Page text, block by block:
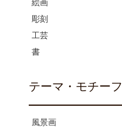
絵画
彫刻
工芸
書
テーマ・モチーフ
風景画